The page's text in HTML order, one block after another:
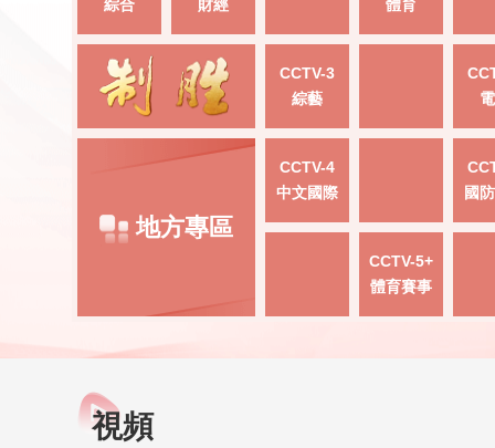
綜合 財經 體育
CCTV-3
綜藝
地方專區
CCTV-4
中文國際
國
CCTV-5+
體育賽事
視頻